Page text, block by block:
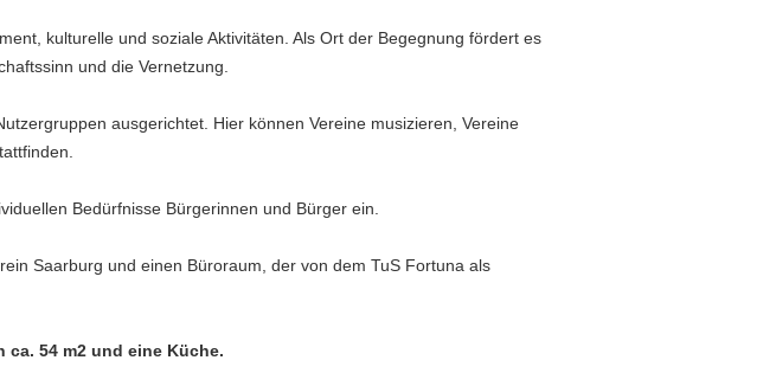
kulturelle und soziale Aktivitäten. Als Ort der Begegnung fördert es
und die Vernetzung.
ausgerichtet. Hier können Vereine musizieren, Vereine
Bedürfnisse Bürgerinnen und Bürger ein.
Saarburg und einen Büroraum, der von dem TuS Fortuna als
54 m2 und eine Küche.